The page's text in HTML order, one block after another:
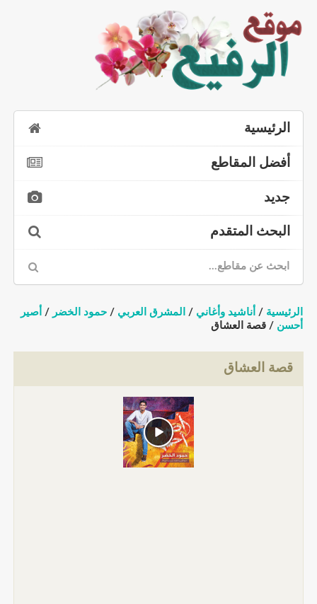
الرئيسية
أفضل المقاطع
جديد
البحث المتقدم
الرئيسية / أناشيد وأغاني / المشرق العربي / حمود الخضر / أصير
أحسن / قصة العشاق
قصة العشاق